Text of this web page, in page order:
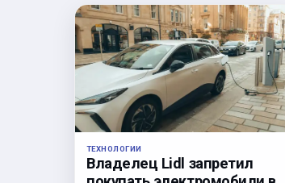
ТЕХНОЛОГИИ
Владелец Lidl запретил